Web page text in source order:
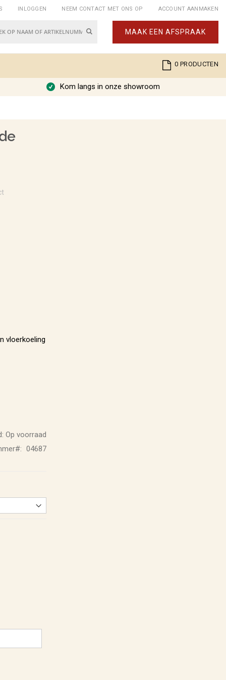
INLOGGEN NEEM CONTACT MET ONS OP ACCOUNT AANMAKEN
Cart
0 PRODUCTEN
Zoek MAAK EEN AFSPRAAK
Kom langs in onze showroom
vloerkoeling
Op voorraad
04687